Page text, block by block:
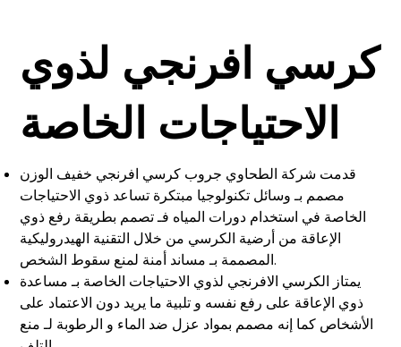
كرسي افرنجي لذوي
الاحتياجات الخاصة
قدمت شركة الطحاوي جروب كرسي افرنجي خفيف الوزن
مصمم بـ وسائل تكنولوجيا مبتكرة تساعد ذوي الاحتياجات
الخاصة في استخدام دورات المياه فـ تصمم بطريقة رفع ذوي
الإعاقة من أرضية الكرسي من خلال التقنية الهيدروليكية
المصممة بـ مساند أمنة لمنع سقوط الشخص.
يمتاز الكرسي الافرنجي لذوي الاحتياجات الخاصة بـ مساعدة
ذوي الإعاقة على رفع نفسه و تلبية ما يريد دون الاعتماد على
الأشخاص كما إنه مصمم بمواد عزل ضد الماء و الرطوبة لـ منع